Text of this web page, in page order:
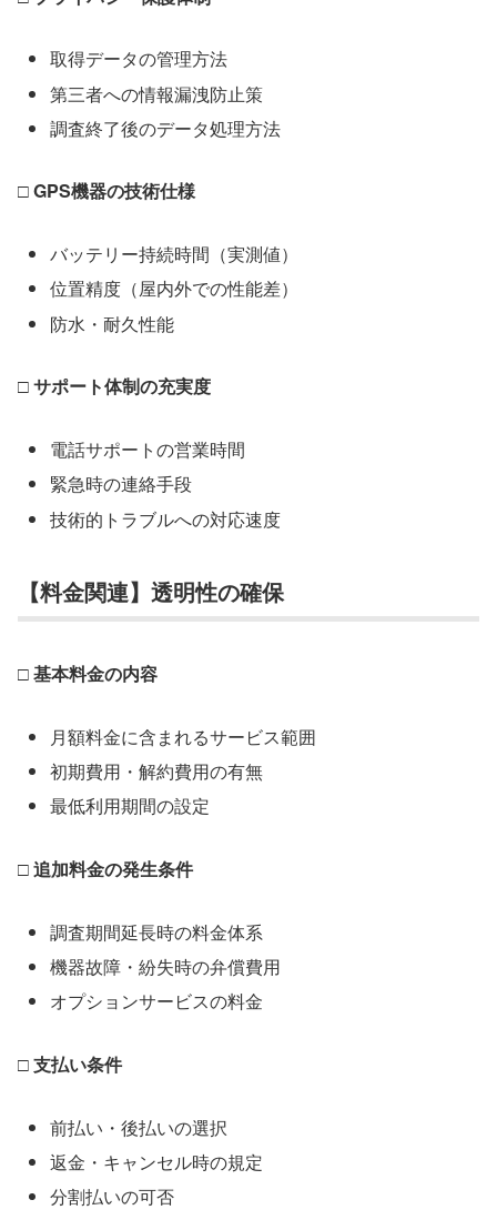
取得データの管理方法
第三者への情報漏洩防止策
調査終了後のデータ処理方法
□ GPS機器の技術仕様
バッテリー持続時間（実測値）
位置精度（屋内外での性能差）
防水・耐久性能
□ サポート体制の充実度
電話サポートの営業時間
緊急時の連絡手段
技術的トラブルへの対応速度
【料金関連】透明性の確保
□ 基本料金の内容
月額料金に含まれるサービス範囲
初期費用・解約費用の有無
最低利用期間の設定
□ 追加料金の発生条件
調査期間延長時の料金体系
機器故障・紛失時の弁償費用
オプションサービスの料金
□ 支払い条件
前払い・後払いの選択
返金・キャンセル時の規定
分割払いの可否